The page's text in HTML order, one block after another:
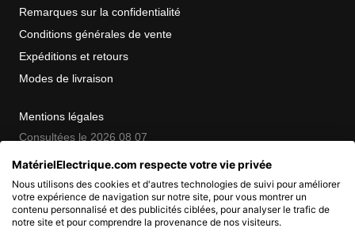
Remarques sur la confidentialité
Conditions générales de vente
Expéditions et retours
Modes de livraison
Mentions légales
Consultées le 2026 08 07
COPYRIGHT
© 2007 - 2026 Nimbanet
MatérielElectrique.com respecte votre vie privée
Nous utilisons des cookies et d'autres technologies de suivi pour améliorer
votre expérience de navigation sur notre site, pour vous montrer un
contenu personnalisé et des publicités ciblées, pour analyser le trafic de
notre site et pour comprendre la provenance de nos visiteurs.